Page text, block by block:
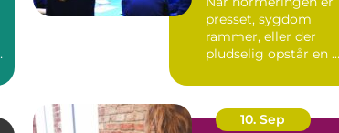
presset, sygdom
rammer, eller der
pludselig opstår en
for ...
10. Sep